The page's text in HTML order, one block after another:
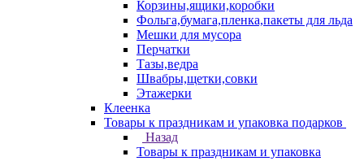
Корзины,ящики,коробки
Фольга,бумага,пленка,пакеты для льда
Мешки для мусора
Перчатки
Тазы,ведра
Швабры,щетки,совки
Этажерки
Клеенка
Товары к праздникам и упаковка подарков
Назад
Товары к праздникам и упаковка